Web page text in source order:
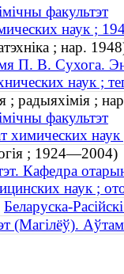
факультэт
наук ;
; нар.
П. В. Сухога.
наук ;
; радыяхімія ;
факультэт
химических
; 1924—2004)
Кафедра
наук ;
Беларуска-
(Магілёў).